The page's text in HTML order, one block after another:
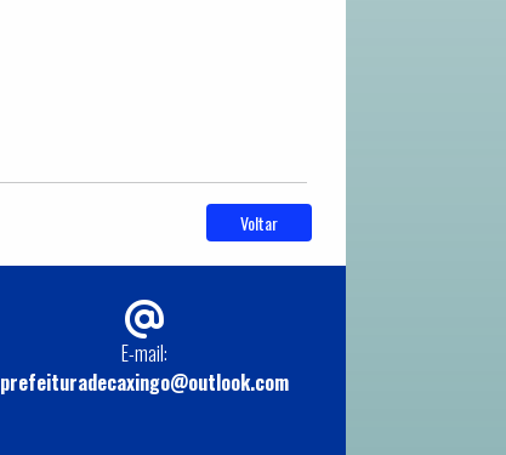
Voltar
E-mail:
prefeituradecaxingo@outlook.com